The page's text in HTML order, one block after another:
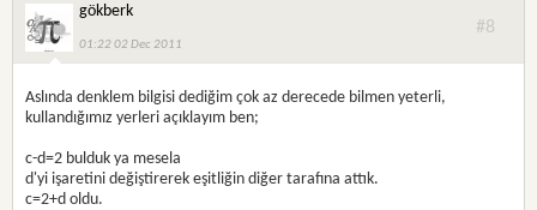
gökberk
01:22 02 Dec 2011
#8
Aslında denklem bilgisi dediğim çok az derecede bilmen yeterli,
kullandığımız yerleri açıklayım ben;
c-d=2 bulduk ya mesela
d'yi işaretini değiştirerek eşitliğin diğer tarafına attık.
c=2+d oldu.